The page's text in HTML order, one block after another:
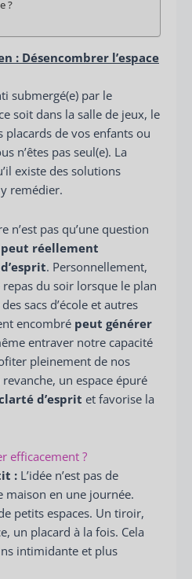
?
: Désencombrer l’espace
submergé(e) par le
soit dans la salle de jeux, le
placards de vos enfants ou
n’êtes pas seul(e). La
existe des solutions
remédier.
n’est pas qu’une question
peut réellement
. Personnellement,
du soir lorsque le plan
sacs d’école et autres
encombré peut générer
entraver notre capacité
pleinement de nos
un espace épuré
d’esprit et favorise la
efficacement ?
:L’idée n’est pas de
en une journée.
petits espaces. Un tiroir,
un placard à la fois. Cela
intimidante et plus